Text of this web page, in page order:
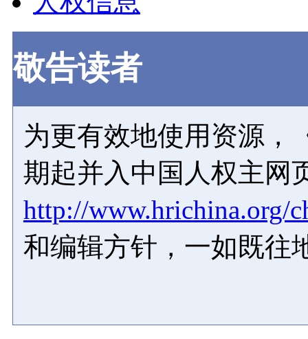
敬告读者
为更有效地使用资源，
期起并入中国人权主网
http://www.hrichina.org/
和编辑方针，一如既往